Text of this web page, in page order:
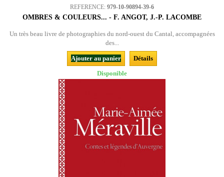
REFERENCE: 979-10-90894-39-6
OMBRES & COULEURS... - F. ANGOT, J.-P. LACOMBE
Un très beau livre de photographies du nord-ouest du Cantal, accompagnées
des...
Ajouter au panier
Détails
Disponible